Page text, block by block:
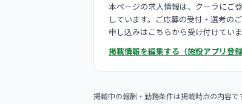
本ページの求人情報は、クーラにご
しています。ご応募の受付・選考の
申し込みはこちらから受け付けていま
掲載情報を編集する（施設アプリ登録
掲載中の報酬・勤務条件は掲載時点の内容